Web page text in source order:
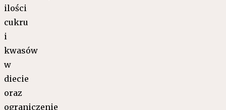
ilości
cukru
i
kwasów
w
diecie
oraz
ograniczenie